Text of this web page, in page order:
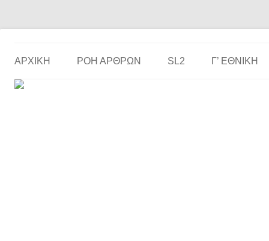
ΑΡΧΙΚΗ ΡΟΗ ΑΡΘΡΩΝ SL2 Γ’ ΕΘΝΙΚΉ